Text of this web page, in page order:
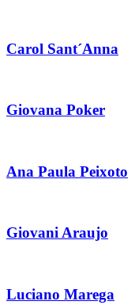
Carol Sant´Anna
Giovana Poker
Ana Paula Peixoto
Giovani Araujo
Luciano Marega